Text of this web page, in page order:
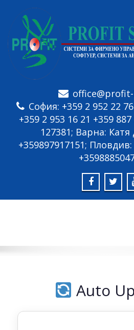
София: +359 2 952 22
+359 2 953 16 21 +359
127381; Варна:
+359897917151;
Auto